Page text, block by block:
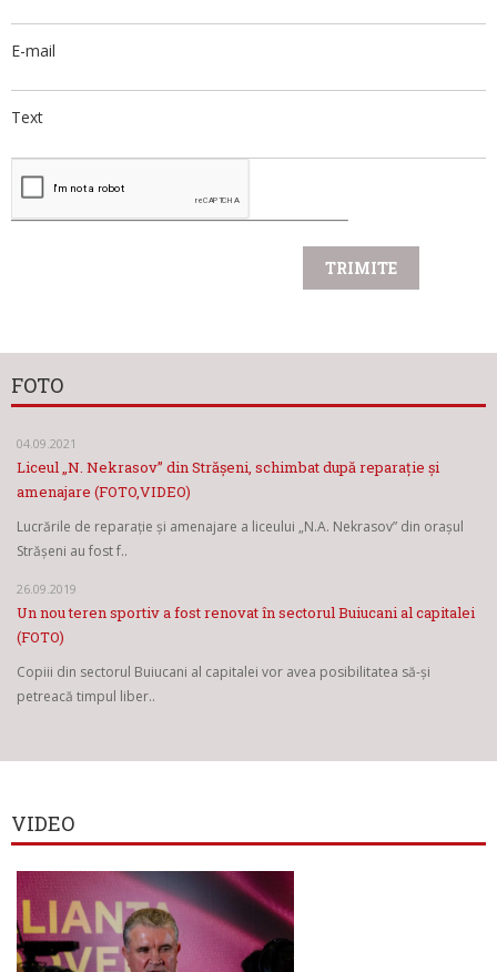
E-mail
Text
FOTO
04.09.2021
Liceul „N. Nekrasov” din Strășeni, schimbat după reparație și
amenajare (FOTO,VIDEO)
Lucrările de reparație și amenajare a liceului „N.A. Nekrasov” din orașul
Strășeni au fost f..
26.09.2019
Un nou teren sportiv a fost renovat în sectorul Buiucani al capitalei
(FOTO)
Copiii din sectorul Buiucani al capitalei vor avea posibilitatea să-și
petreacă timpul liber..
VIDEO